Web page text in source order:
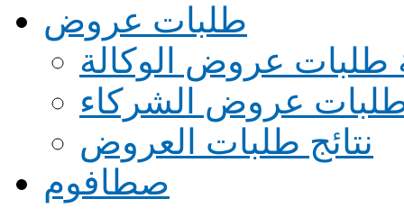
طلبات عروض
طلبات عروض الوكالة
طلبات عروض الشركاء
نتائج طلبات العروض
صطافوم